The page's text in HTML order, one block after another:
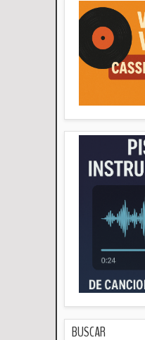
BUSCAR